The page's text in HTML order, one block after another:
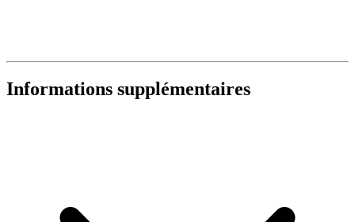
Informations supplémentaires